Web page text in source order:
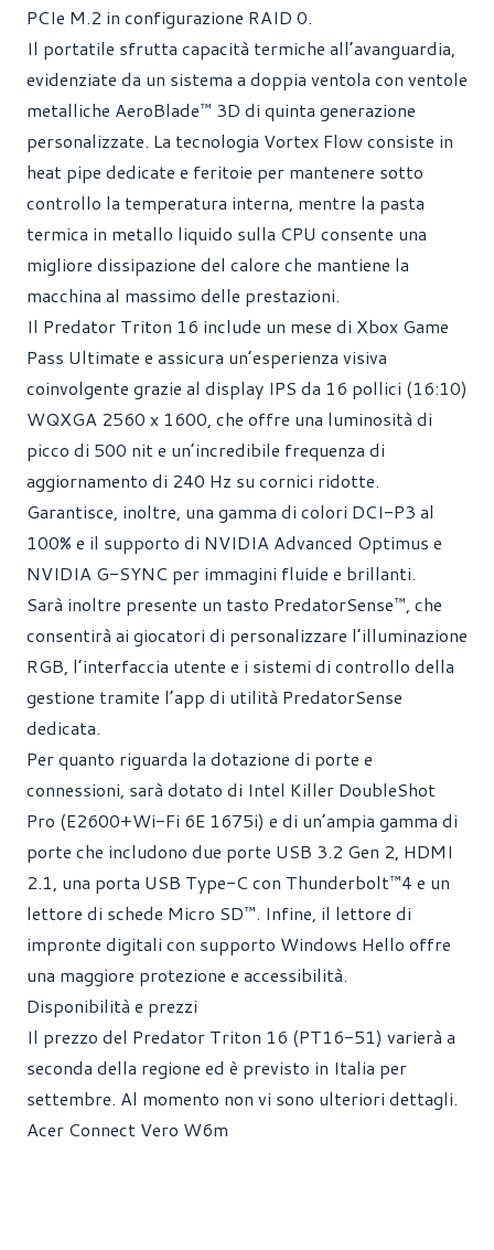
PCIe M.2 in configurazione RAID 0.
Il portatile sfrutta capacità termiche all’avanguardia,
evidenziate da un sistema a doppia ventola con ventole
metalliche AeroBlade™ 3D di quinta generazione
personalizzate. La tecnologia Vortex Flow consiste in
heat pipe dedicate e feritoie per mantenere sotto
controllo la temperatura interna, mentre la pasta
termica in metallo liquido sulla CPU consente una
migliore dissipazione del calore che mantiene la
macchina al massimo delle prestazioni.
Il Predator Triton 16 include un mese di Xbox Game
Pass Ultimate e assicura un’esperienza visiva
coinvolgente grazie al display IPS da 16 pollici (16:10)
WQXGA 2560 x 1600, che offre una luminosità di
picco di 500 nit e un’incredibile frequenza di
aggiornamento di 240 Hz su cornici ridotte.
Garantisce, inoltre, una gamma di colori DCI-P3 al
100% e il supporto di NVIDIA Advanced Optimus e
NVIDIA G-SYNC per immagini fluide e brillanti.
Sarà inoltre presente un tasto PredatorSense™, che
consentirà ai giocatori di personalizzare l’illuminazione
RGB, l’interfaccia utente e i sistemi di controllo della
gestione tramite l’app di utilità PredatorSense
dedicata.
Per quanto riguarda la dotazione di porte e
connessioni, sarà dotato di Intel Killer DoubleShot
Pro (E2600+Wi-Fi 6E 1675i) e di un’ampia gamma di
porte che includono due porte USB 3.2 Gen 2, HDMI
2.1, una porta USB Type-C con Thunderbolt™4 e un
lettore di schede Micro SD™. Infine, il lettore di
impronte digitali con supporto Windows Hello offre
una maggiore protezione e accessibilità.
Disponibilità e prezzi
Il prezzo del Predator Triton 16 (PT16-51) varierà a
seconda della regione ed è previsto in Italia per
settembre. Al momento non vi sono ulteriori dettagli.
Acer Connect Vero W6m